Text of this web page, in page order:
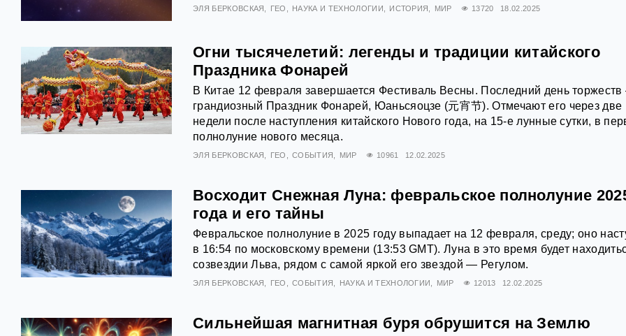
ЭЛЯ БЕРКОВСКАЯ ГЕО НАУКА И ТЕХНОЛОГИИ ИСТОРИЯ МИР 13720 18.02.2025
Огни тысячелетий: легенды и традиции китайского
Праздника Фонарей
В Китае 12 февраля завершается Фестиваль Весны. Последний день
грандиозный Праздник Фонарей, Юаньсяоцзе (元宵节). Отмечают его через две
недели после наступления китайского Нового года, на 15-е лунные сутки, в
полнолуние нового месяца.
ЭЛЯ БЕРКОВСКАЯ ГЕО СОБЫТИЯ МИР 10961 12.02.2025
Восходит Снежная Луна: февральское полнолуние
года и его тайны
Февральское полнолуние в 2025 году выпадает на 12 февраля, среду; оно
в 16:54 по московскому времени (13:53 GMT). Луна в это время будет
созвездии Льва, рядом с самой яркой его звездой — Регулом.
ЭЛЯ БЕРКОВСКАЯ ГЕО СОБЫТИЯ НАУКА И ТЕХНОЛОГИИ МИР 12013 12.02.2025
Сильнейшая магнитная буря обрушится на Землю